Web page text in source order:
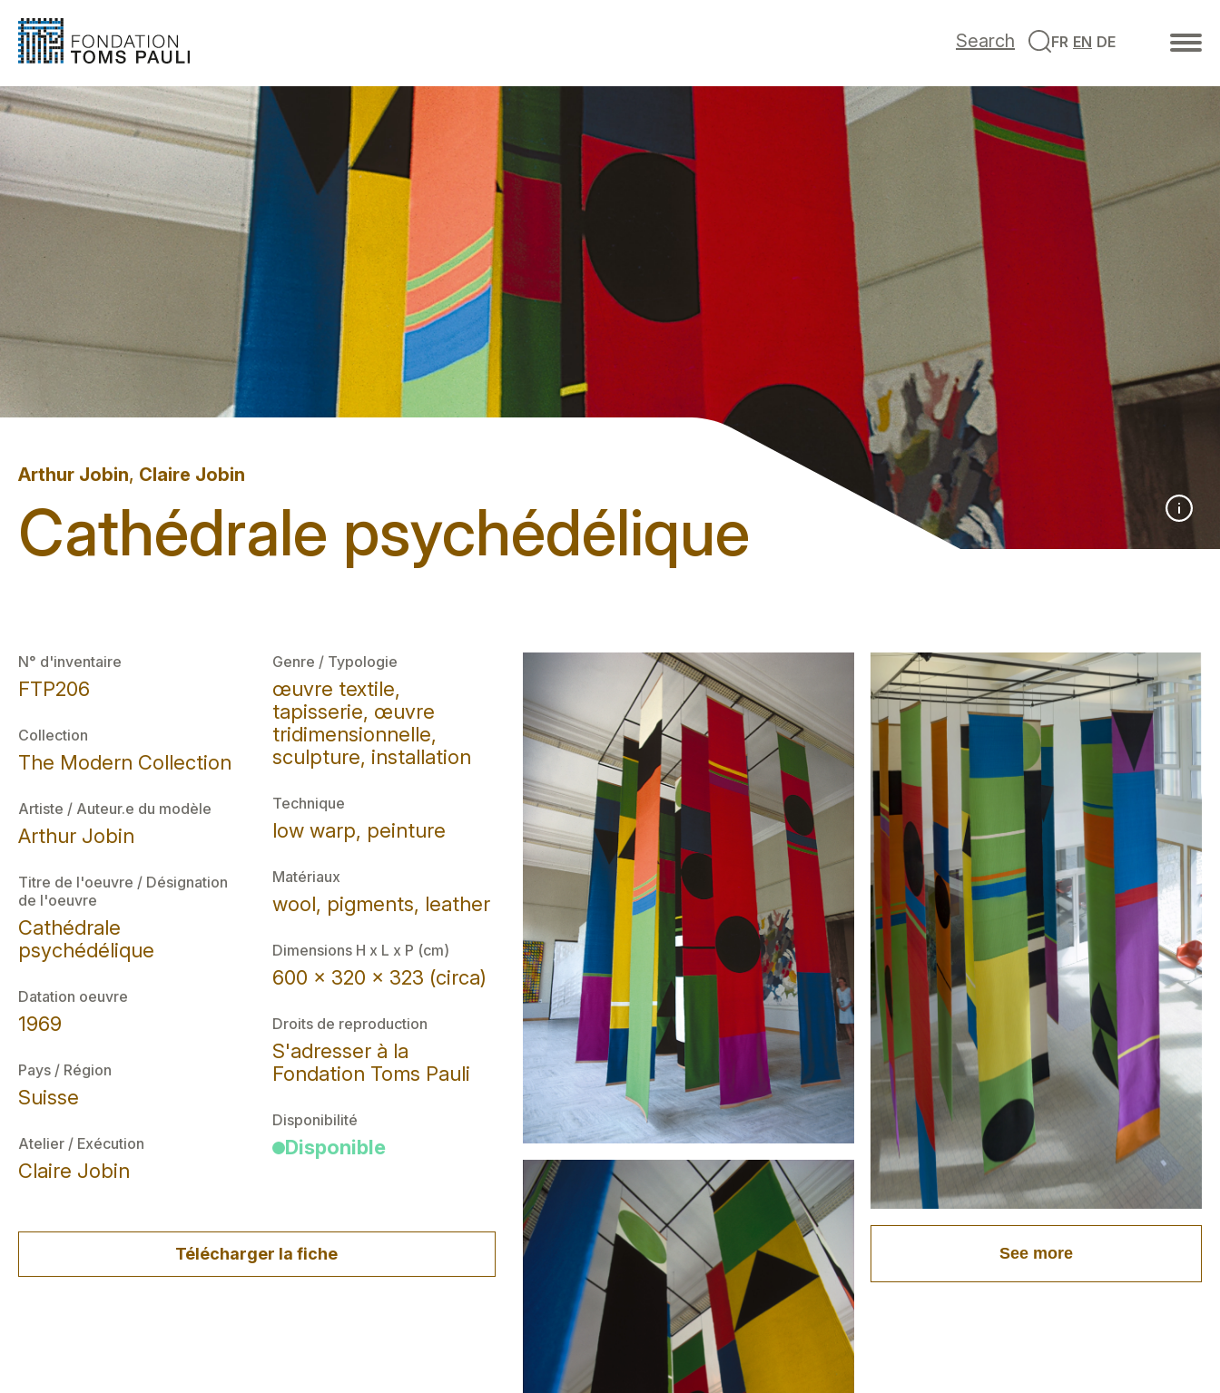
Search FR EN DE
Arthur Jobin, Claire Jobin
Cathédrale psychédélique
N° d'inventaire
FTP206
Collection
The Modern Collection
Artiste / Auteur.e du modèle
Arthur Jobin
Titre de l'oeuvre / Désignation
de l'oeuvre
Cathédrale
psychédélique
Datation oeuvre
1969
Pays / Région
Suisse
Atelier / Exécution
Claire Jobin
Genre / Typologie
œuvre textile,
tapisserie, œuvre
tridimensionnelle,
sculpture, installation
Technique
low warp, peinture
Matériaux
wool, pigments, leather
Dimensions H x L x P (cm)
600 x 320 x 323 (circa)
Droits de reproduction
S'adresser à la
Fondation Toms Pauli
Disponibilité
Disponible
Télécharger la fiche See more